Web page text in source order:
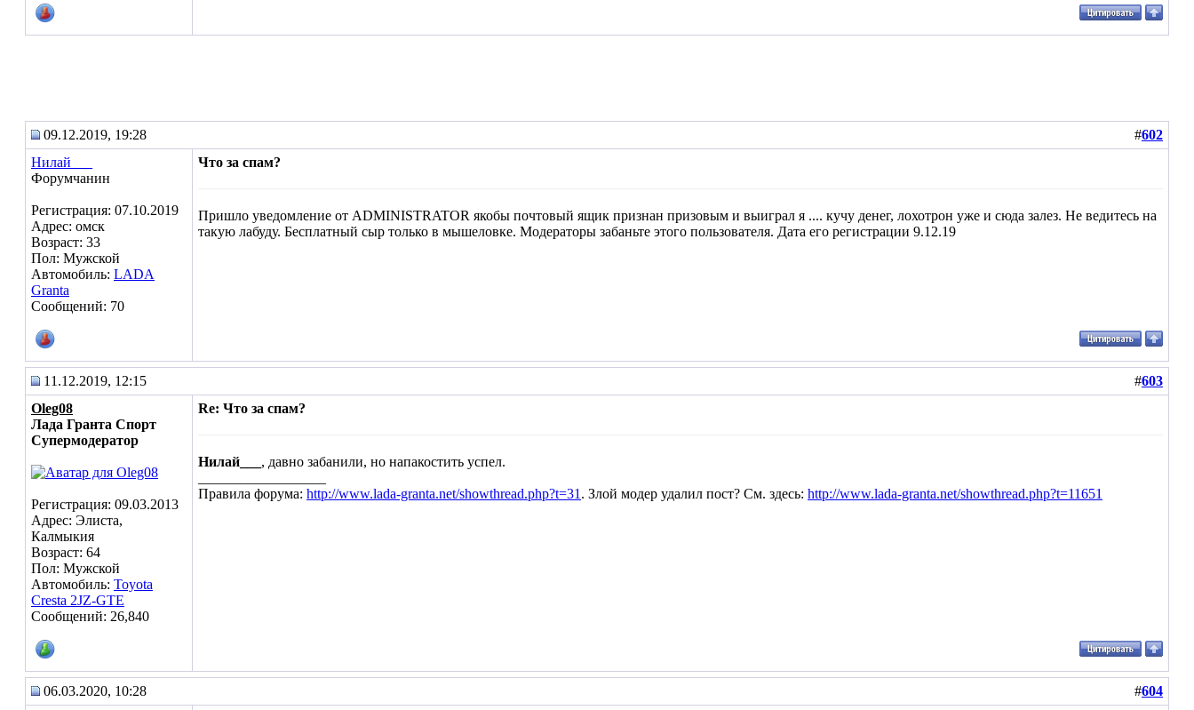
09.12.2019, 19:28 #602
Нилай___
Форумчанин
Регистрация: 07.10.2019
Адрес: омск
Возраст: 33
Пол: Мужской
Автомобиль: LADA
Granta
Сообщений: 70
Что за спам?
Пришло уведомление от ADMINISTRATOR якобы почтовый ящик признан призовым и выиграл я .... кучу денег, лохотрон уже и сюда залез. Не ведитесь на
такую лабуду. Бесплатный сыр только в мышеловке. Модераторы забаньте этого пользователя. Дата его регистрации 9.12.19
11.12.2019, 12:15 #603
Oleg08
Лада Гранта Спорт
Супермодератор
Регистрация: 09.03.2013
Адрес: Элиста,
Калмыкия
Возраст: 64
Пол: Мужской
Автомобиль: Toyota
Cresta 2JZ-GTE
Сообщений: 26,840
Re: Что за спам?
Нилай___ , давно забанили, но напакостить успел.
Правила форума: http://www.lada-granta.net/showthread.php?t=31 . Злой модер удалил пост? См. здесь: http://www.lada-granta.net/showthread.php?t=11651
06.03.2020, 10:28 #604